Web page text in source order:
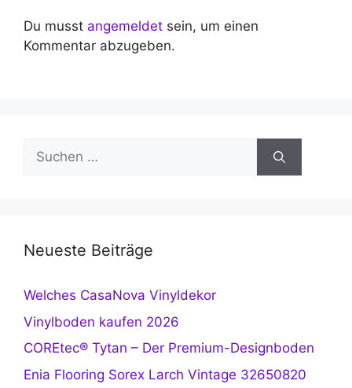
Du musst angemeldet sein, um einen
Kommentar abzugeben.
Suchen
nach:
Neueste Beiträge
Welches CasaNova Vinyldekor
Vinylboden kaufen 2026
COREtec® Tytan – Der Premium-Designboden
Enia Flooring Sorex Larch Vintage 32650820